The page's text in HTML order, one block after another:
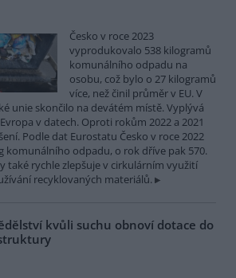
Česko v roce 2023
vyprodukovalo 538 kilogramů
komunálního odpadu na
osobu, což bylo o 27 kilogramů
více, než činil průměr v EU. V
unie skončilo na devátém místě. Vyplývá
v datech. Oproti rokům 2022 a 2021
Podle dat Eurostatu Česko v roce 2022
komunálního odpadu, o rok dříve pak 570.
také rychle zlepšuje v cirkulárním využití
recyklovaných materiálů.
kvůli suchu obnoví dotace do